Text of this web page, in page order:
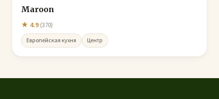
Maroon
★ 4.9 (370)
Европейская кухня Центр